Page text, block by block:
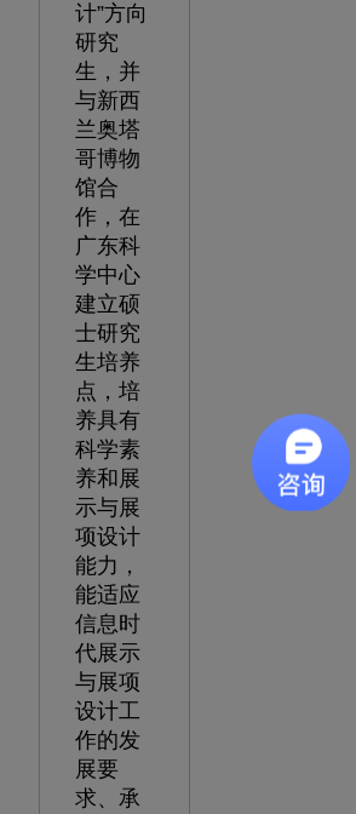
计”方向
研究
生，并
与新西
兰奥塔
哥博物
馆合
作，在
广东科
学中心
建立硕
士研究
生培养
点，培
养具有
科学素
养和展
示与展
项设计
能力，
能适应
信息时
代展示
与展项
设计工
作的发
展要
求、承